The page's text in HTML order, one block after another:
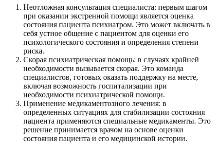
Неотложная консультация специалиста: первым шагом
при оказании экстренной помощи является оценка
состояния пациента психиатром. Это может включать в
себя устное общение с пациентом для оценки его
психологического состояния и определения степени
риска.
Скорая психиатрическая помощь: в случаях крайней
необходимости вызывается скорая. Это команда
специалистов, готовых оказать поддержку на месте,
включая возможность госпитализации при
необходимости психиатрической помощи.
Применение медикаментозного лечения: в
определенных ситуациях для стабилизации состояния
пациента применяются специальные медикаменты. Это
решение принимается врачом на основе оценки
состояния пациента и его медицинской истории.